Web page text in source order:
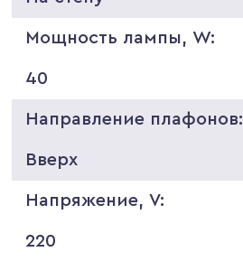
Мощность лампы, W:
40
Направление плафонов:
Вверх
Напряжение, V:
220